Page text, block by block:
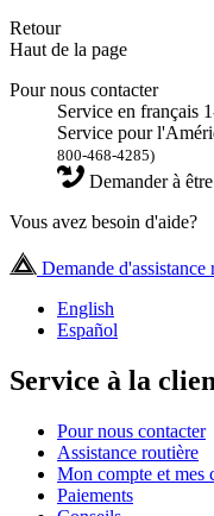
Retour
Haut de la page
Pour nous contacter
Service en français
Service pour
800-468-4285)
Demander à
Vous avez besoin d'aide?
Demande d'assistance
English
Español
Service à la
Pour nous contacter
Assistance routière
Mon compte et mes
Paiements